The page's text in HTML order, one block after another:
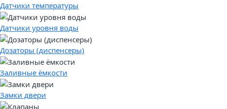
Датчики температуры
Датчики уровня воды
Дозаторы (диспенсеры)
Заливные ёмкости
Замки двери